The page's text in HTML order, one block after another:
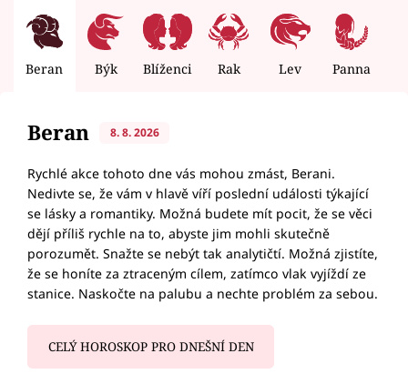
Beran Býk Blíženci Rak Lev Panna
Beran 8. 8. 2026
Rychlé akce tohoto dne vás mohou zmást, Berani.
Nedivte se, že vám v hlavě víří poslední události týkající
se lásky a romantiky. Možná budete mít pocit, že se věci
dějí příliš rychle na to, abyste jim mohli skutečně
porozumět. Snažte se nebýt tak analytičtí. Možná zjistíte,
že se honíte za ztraceným cílem, zatímco vlak vyjíždí ze
stanice. Naskočte na palubu a nechte problém za sebou.
CELÝ HOROSKOP PRO DNEŠNÍ DEN